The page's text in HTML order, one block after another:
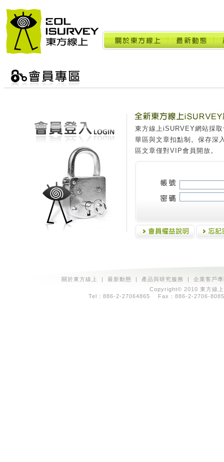
東方線上iSURVEY網站採
華區與文章扣點制。保存深
區文章僅對VIP會員開放。
關於東方線上 | 最新動態 | 產品與研究服務 | 企業客戶
Copyright© 2010 東方線
Tel：886-2-27064865 Fax：886-2-2706-